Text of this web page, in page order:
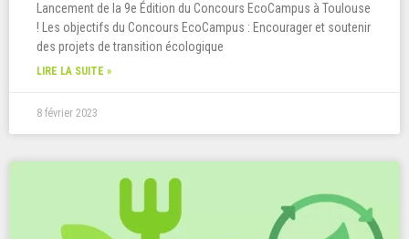
Lancement de la 9e Édition du Concours EcoCampus à Toulouse
! Les objectifs du Concours EcoCampus : Encourager et soutenir
des projets de transition écologique
LIRE LA SUITE »
8 février 2023